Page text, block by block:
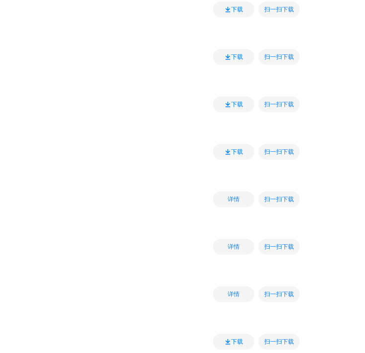
下载 扫一扫下载
下载 扫一扫下载
下载 扫一扫下载
下载 扫一扫下载
详情 扫一扫下载
详情 扫一扫下载
详情 扫一扫下载
下载 扫一扫下载